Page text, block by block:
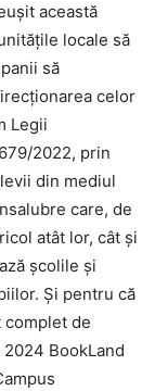
această
locale să
să
celor
Legii
2022, prin
din mediul
care, de
atât lor, cât și
școlile și
Și pentru că
complet de
BookLand